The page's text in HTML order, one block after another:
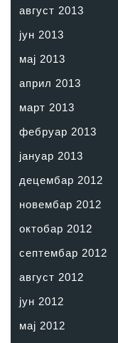
август 2013
јун 2013
мај 2013
април 2013
март 2013
фебруар 2013
јануар 2013
децембар 2012
новембар 2012
октобар 2012
септембар 2012
август 2012
јун 2012
мај 2012